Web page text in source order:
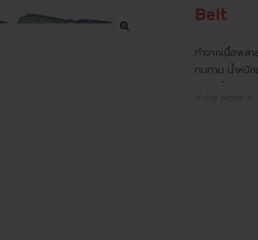
Belt
ทำจากเนื้อพล
ทนทาน น้ำหนั